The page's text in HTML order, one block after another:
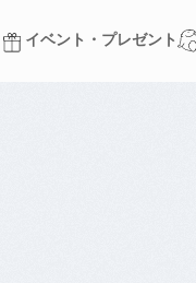
イベント・プレゼント